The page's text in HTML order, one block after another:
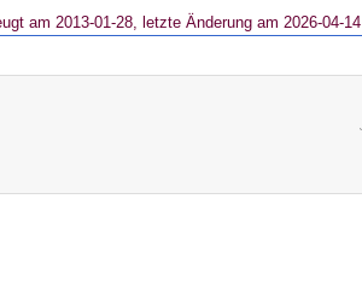
am 2013-01-28, letzte Änderung am 2026-04-14